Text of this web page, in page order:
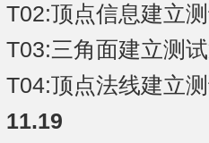
T02:顶点信息建立
T03:三角面建立测
T04:顶点法线建立
11.19